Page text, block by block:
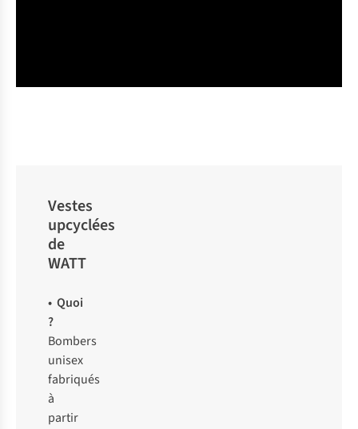
Vestes
upcyclées
de
WATT
• Quoi
?
Bombers
unisex
fabriqués
à
partir